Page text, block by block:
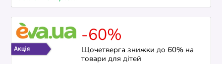
-60%
Щочетверга знижки до 60% на
товари для дітей